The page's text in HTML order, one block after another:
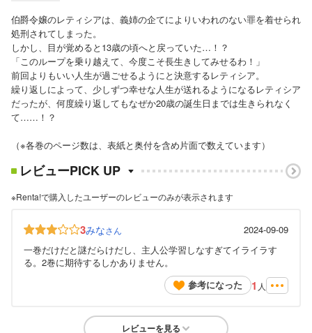
伯爵令嬢のレティシアは、義姉の企てによりいわれのない罪を着せられ
処刑されてしまった。
しかし、目が覚めると13歳の頃へと戻っていた…！？
「このループを乗り越えて、今度こそ長生きしてみせるわ！」
前回よりもいい人生が過ごせるようにと決意するレティシア。
繰り返しによって、少しずつ幸せな人生が送れるようになるレティシア
だったが、何度繰り返してもなぜか20歳の誕生日までは生きられなく
て……！？
（※各巻のページ数は、表紙と奥付を含め片面で数えています）
レビューPICK UP
※Renta!で購入したユーザーのレビューのみが表示されます
3みなさん
2024-09-09
一巻だけだと謎だらけだし、主人公学習しなすぎてイライラす
る。2巻に期待するしかありません。
参考になった
1 人
レビューを見る